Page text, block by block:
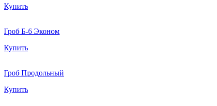
Купить
Гроб Б-6 Эконом
Купить
Гроб Продольный
Купить